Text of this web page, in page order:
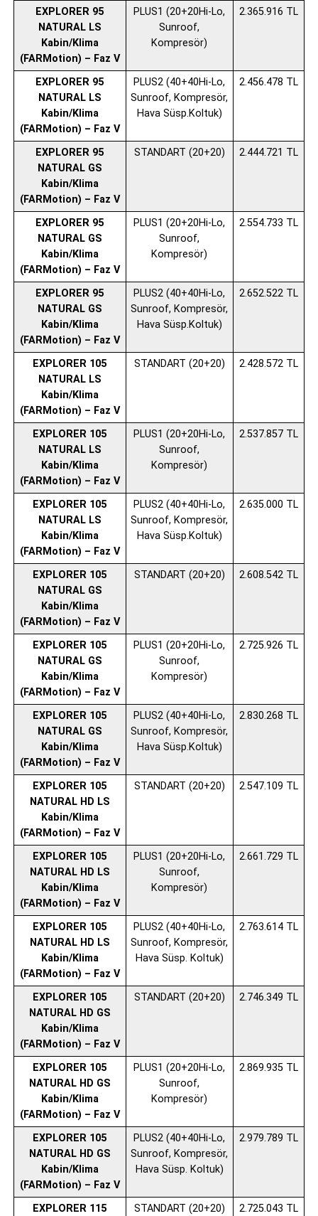
EXPLORER 95
NATURAL LS
Kabin/Klima
(FARMotion) – Faz V
PLUS1 (20+20Hi-Lo,
Sunroof,
Kompresör)
2.365.916 TL
EXPLORER 95
NATURAL LS
Kabin/Klima
(FARMotion) – Faz V
PLUS2 (40+40Hi-Lo,
Sunroof, Kompresör,
Hava Süsp.Koltuk)
2.456.478 TL
EXPLORER 95
NATURAL GS
Kabin/Klima
(FARMotion) – Faz V
STANDART (20+20) 2.444.721 TL
EXPLORER 95
NATURAL GS
Kabin/Klima
(FARMotion) – Faz V
PLUS1 (20+20Hi-Lo,
Sunroof,
Kompresör)
2.554.733 TL
EXPLORER 95
NATURAL GS
Kabin/Klima
(FARMotion) – Faz V
PLUS2 (40+40Hi-Lo,
Sunroof, Kompresör,
Hava Süsp.Koltuk)
2.652.522 TL
EXPLORER 105
NATURAL LS
Kabin/Klima
(FARMotion) – Faz V
STANDART (20+20) 2.428.572 TL
EXPLORER 105
NATURAL LS
Kabin/Klima
(FARMotion) – Faz V
PLUS1 (20+20Hi-Lo,
Sunroof,
Kompresör)
2.537.857 TL
EXPLORER 105
NATURAL LS
Kabin/Klima
(FARMotion) – Faz V
PLUS2 (40+40Hi-Lo,
Sunroof, Kompresör,
Hava Süsp.Koltuk)
2.635.000 TL
EXPLORER 105
NATURAL GS
Kabin/Klima
(FARMotion) – Faz V
STANDART (20+20) 2.608.542 TL
EXPLORER 105
NATURAL GS
Kabin/Klima
(FARMotion) – Faz V
PLUS1 (20+20Hi-Lo,
Sunroof,
Kompresör)
2.725.926 TL
EXPLORER 105
NATURAL GS
Kabin/Klima
(FARMotion) – Faz V
PLUS2 (40+40Hi-Lo,
Sunroof, Kompresör,
Hava Süsp.Koltuk)
2.830.268 TL
EXPLORER 105
NATURAL HD LS
Kabin/Klima
(FARMotion) – Faz V
STANDART (20+20) 2.547.109 TL
EXPLORER 105
NATURAL HD LS
Kabin/Klima
(FARMotion) – Faz V
PLUS1 (20+20Hi-Lo,
Sunroof,
Kompresör)
2.661.729 TL
EXPLORER 105
NATURAL HD LS
Kabin/Klima
(FARMotion) – Faz V
PLUS2 (40+40Hi-Lo,
Sunroof, Kompresör,
Hava Süsp. Koltuk)
2.763.614 TL
EXPLORER 105
NATURAL HD GS
Kabin/Klima
(FARMotion) – Faz V
STANDART (20+20) 2.746.349 TL
EXPLORER 105
NATURAL HD GS
Kabin/Klima
(FARMotion) – Faz V
PLUS1 (20+20Hi-Lo,
Sunroof,
Kompresör)
2.869.935 TL
EXPLORER 105
NATURAL HD GS
Kabin/Klima
(FARMotion) – Faz V
PLUS2 (40+40Hi-Lo,
Sunroof, Kompresör,
Hava Süsp. Koltuk)
2.979.789 TL
EXPLORER 115
STANDART (20+20) 2.725.043 TL